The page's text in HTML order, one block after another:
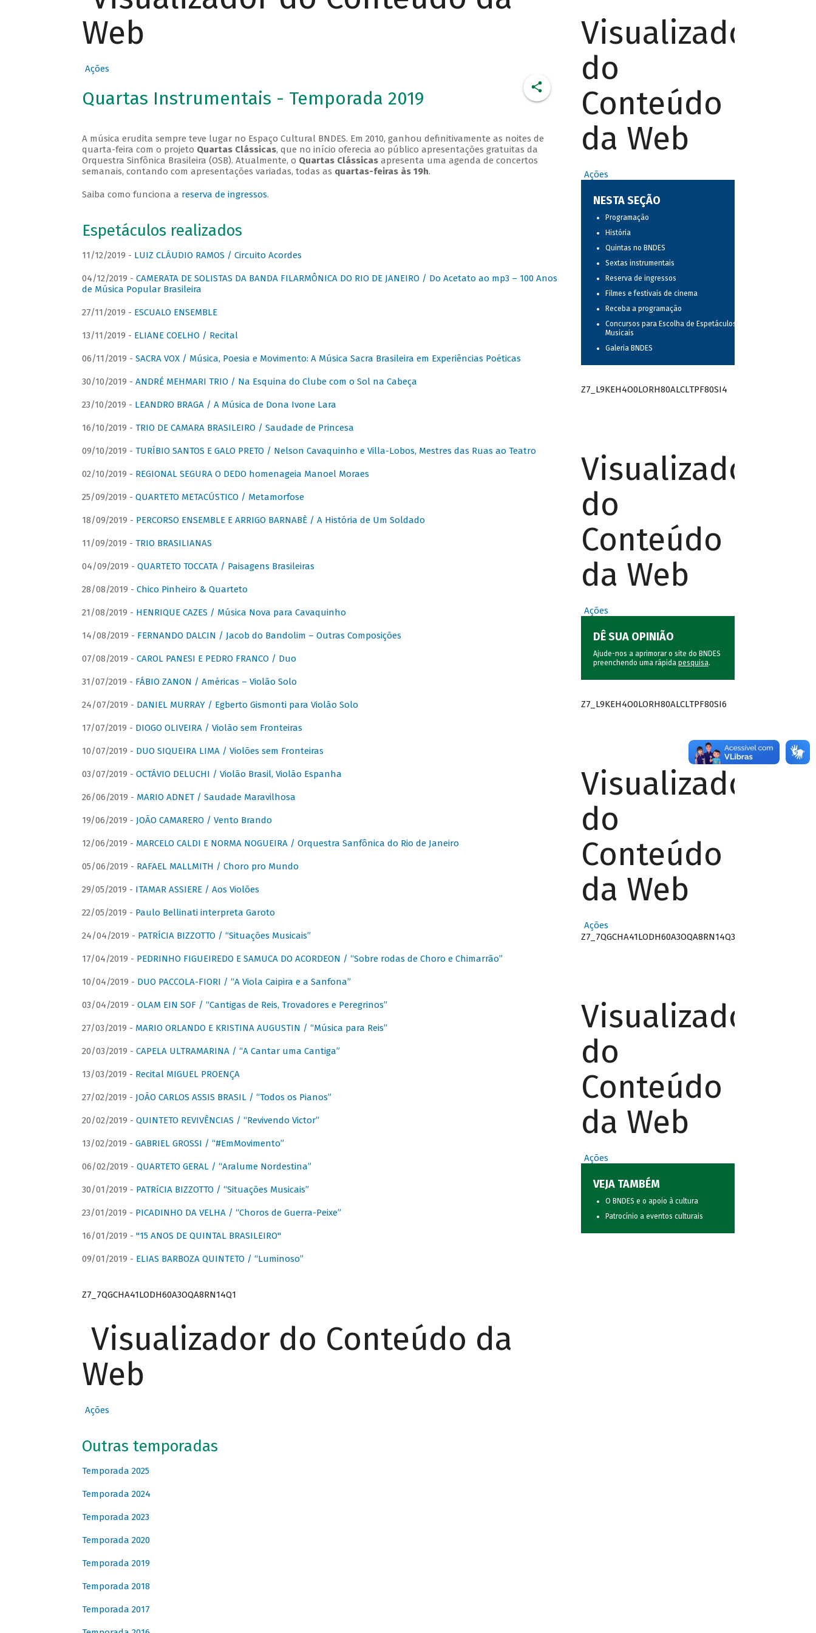
Web
Ações
Quartas Instrumentais - Temporada 2019
A música erudita sempre teve lugar no Espaço Cultural BNDES. Em 2010, ganhou definitivamente as noites de
quarta-feira com o projeto Quartas Clássicas, que no início oferecia ao público apresentações gratuitas da
Orquestra Sinfônica Brasileira (OSB). Atualmente, o Quartas Clássicasapresenta uma agenda de concertos
semanais, contando com apresentações variadas, todas as quartas-feiras às 19h.
Saiba como funciona a reserva de ingressos.
Espetáculos realizados
11/12/2019 - LUIZ CLÁUDIO RAMOS / Circuito Acordes
04/12/2019 - CAMERATA DE SOLISTAS DA BANDA FILARMÔNICA DO RIO DE JANEIRO / Do Acetato ao mp3 – 100 Anos
de Música Popular Brasileira
27/11/2019 - ESCUALO ENSEMBLE
13/11/2019 - ELIANE COELHO / Recital
06/11/2019 - SACRA VOX / Música, Poesia e Movimento: A Música Sacra Brasileira em Experiências Poéticas
30/10/2019 - ANDRÉ MEHMARI TRIO / Na Esquina do Clube com o Sol na Cabeça
23/10/2019 - LEANDRO BRAGA / A Música de Dona Ivone Lara
16/10/2019 - TRIO DE CAMARA BRASILEIRO / Saudade de Princesa
09/10/2019 - TURÍBIO SANTOS E GALO PRETO / Nelson Cavaquinho e Villa-Lobos, Mestres das Ruas ao Teatro
02/10/2019 - REGIONAL SEGURA O DEDO homenageia Manoel Moraes
25/09/2019 - QUARTETO METACÚSTICO / Metamorfose
18/09/2019 - PERCORSO ENSEMBLE E ARRIGO BARNABÈ / A História de Um Soldado
11/09/2019 - TRIO BRASILIANAS
04/09/2019 - QUARTETO TOCCATA / Paisagens Brasileiras
28/08/2019 - Chico Pinheiro & Quarteto
21/08/2019 - HENRIQUE CAZES / Música Nova para Cavaquinho
14/08/2019 - FERNANDO DALCIN / Jacob do Bandolim – Outras Composições
07/08/2019 - CAROL PANESI E PEDRO FRANCO / Duo
31/07/2019 - FÁBIO ZANON / Américas – Violão Solo
24/07/2019 - DANIEL MURRAY / Egberto Gismonti para Violão Solo
17/07/2019 - DIOGO OLIVEIRA / Violão sem Fronteiras
10/07/2019 - DUO SIQUEIRA LIMA / Violões sem Fronteiras
03/07/2019 - OCTÁVIO DELUCHI / Violão Brasil, Violão Espanha
26/06/2019 - MARIO ADNET / Saudade Maravilhosa
19/06/2019 - JOÃO CAMARERO / Vento Brando
12/06/2019 - MARCELO CALDI E NORMA NOGUEIRA / Orquestra Sanfônica do Rio de Janeiro
05/06/2019 - RAFAEL MALLMITH / Choro pro Mundo
29/05/2019 - ITAMAR ASSIERE / Aos Violões
22/05/2019 - Paulo Bellinati interpreta Garoto
24/04/2019 - PATRÍCIA BIZZOTTO / “Situações Musicais”
17/04/2019 - PEDRINHO FIGUEIREDO E SAMUCA DO ACORDEON / “Sobre rodas de Choro e Chimarrão”
10/04/2019 - DUO PACCOLA-FIORI / “A Viola Caipira e a Sanfona”
03/04/2019 - OLAM EIN SOF / “Cantigas de Reis, Trovadores e Peregrinos”
27/03/2019 - MARIO ORLANDO E KRISTINA AUGUSTIN / “Música para Reis”
20/03/2019 - CAPELA ULTRAMARINA / “A Cantar uma Cantiga”
13/03/2019 - Recital MIGUEL PROENÇA
27/02/2019 - JOÃO CARLOS ASSIS BRASIL / “Todos os Pianos”
20/02/2019 - QUINTETO REVIVÊNCIAS / “Revivendo Victor”
13/02/2019 - GABRIEL GROSSI / “#EmMovimento”
06/02/2019 - QUARTETO GERAL / “Aralume Nordestina”
30/01/2019 - PATRíCIA BIZZOTTO / “Situações Musicais”
23/01/2019 - PICADINHO DA VELHA / “Choros de Guerra-Peixe”
16/01/2019 - "15 ANOS DE QUINTAL BRASILEIRO"
09/01/2019 - ELIAS BARBOZA QUINTETO / “Luminoso”
Z7_7QGCHA41LODH60A3OQA8RN14Q1
Visualizador do Conteúdo da
Web
Ações
Outras temporadas
Temporada 2025
Temporada 2024
Temporada 2023
Temporada 2020
Temporada 2019
Temporada 2018
Temporada 2017
Visualizador
do
Conteúdo
da Web
Ações
NESTA SEÇÃO
Programação
História
Quintas no BNDES
Sextas instrumentais
Reserva de ingressos
Filmes e festivais de cinema
Receba a programação
Concursos para Escolha de Espetáculos
Musicais
Galeria BNDES
Z7_L9KEH4O0LORH80ALCLTPF80SI4
Visualizador
do
Conteúdo
da Web
Ações
DÊ SUA OPINIÃO
Ajude-nos a aprimorar o site do BNDES
preenchendo uma rápida pesquisa.
Z7_L9KEH4O0LORH80ALCLTPF80SI6
Visualizador
do
Conteúdo
da Web
Ações
Z7_7QGCHA41LODH60A3OQA8RN14Q3
Visualizador
do
Conteúdo
da Web
Ações
VEJA TAMBÉM
O BNDES e o apoio à cultura
Patrocínio a eventos culturais